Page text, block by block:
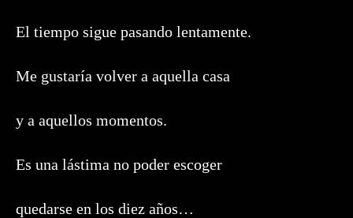
El tiempo sigue pasando lentamente.
Me gustaría volver a aquella casa
y a aquellos momentos.
Es una lástima no poder escoger
quedarse en los diez años…